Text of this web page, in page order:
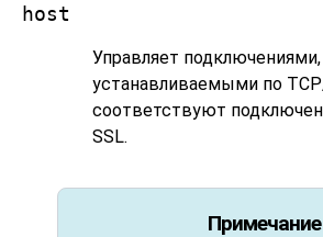
host
Управляет подключениями,
устанавливаемыми по
соответствуют
SSL.
Примечание